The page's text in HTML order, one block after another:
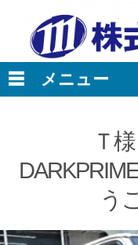
Ｔ
う